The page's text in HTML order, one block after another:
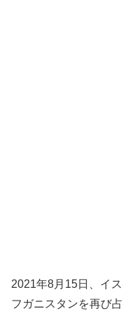
2021年8月15日、イ
フガニスタンを再び